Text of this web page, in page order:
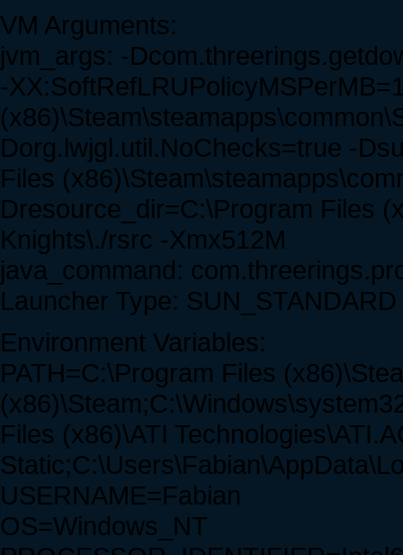
VM Arguments:
jvm_args: -
-
Dorg.lwjgl.util.NoChecks=true -
Files
Dresource_dir=C:\Program Files
Knights\./rsrc -Xmx512M
java_command:
Launcher Type: SUN_STANDARD
Environment Variables:
PATH=C:\Program Files
Files (x86)\ATI
USERNAME=Fabian
OS=Windows_NT